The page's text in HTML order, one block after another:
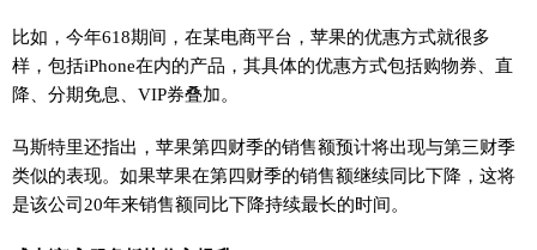
比如，今年618期间，在某电商平台，苹果的优惠方式就很多
样，包括iPhone在内的产品，其具体的优惠方式包括购物券、直
降、分期免息、VIP券叠加。
马斯特里还指出，苹果第四财季的销售额预计将出现与第三财季
类似的表现。如果苹果在第四财季的销售额继续同比下降，这将
是该公司20年来销售额同比下降持续最长的时间。